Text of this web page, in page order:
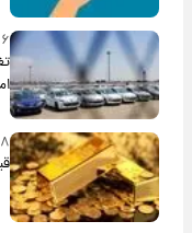
۶ ساعت پیش
۸ ساعت پیش